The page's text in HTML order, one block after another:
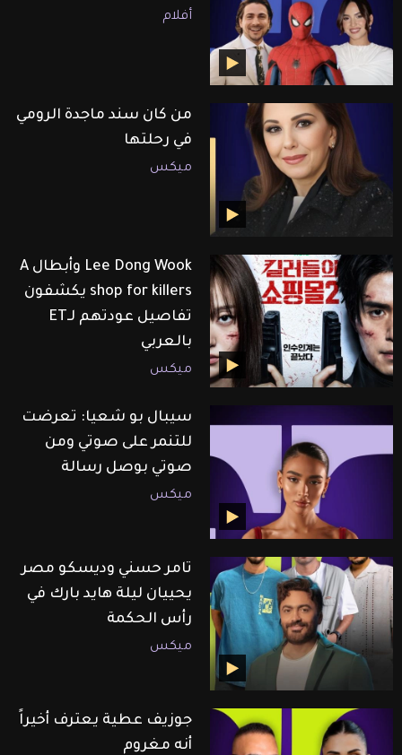
أفلام
من كان سند ماجدة الرومي
في رحلتها
ميكس
Lee Dong Wook وأبطال A
shop for killers يكشفون
تفاصيل عودتهم لـET
بالعربي
ميكس
سيبال بو شعيا: تعرضت
للتنمر على صوتي ومن
صوتي بوصل رسالة
ميكس
تامر حسني وديسكو مصر
يحييان ليلة هايد بارك في
رأس الحكمة
ميكس
جوزيف عطية يعترف أخيراً
أنه مغروم